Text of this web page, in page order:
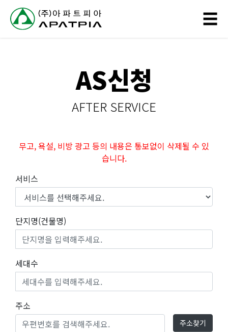
// 링크 타이틀
사
분
야
공
지
항
☰
AS신청
AFTER SERVICE
무고, 욕설, 비방 광고 등의 내용은 통보없이 삭제될 수 있
습니다.
서비스
단지명(건물명)
세대수
주소
주소찾기